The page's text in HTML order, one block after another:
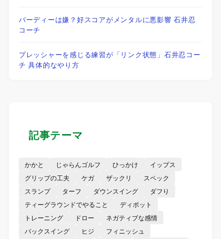
バーディーは嫌？好スコアがメンタルに悪影響 石井忍
コーチ
プレッシャーを感じる練習が「リンク状態」石井忍コー
チ 具体的なやり方
記事テーマ
かかと じゃらんゴルフ ひっかけ
イップス
グリップの工夫
ケガ ザックリ
スペック
スランプ
ターフ ダウンスイング
ダフり
ティーグラウンドでやること
ディボット
トレーニング
ドロー
ネガティブな感情
バックスイング
ヒジ
フィニッシュ